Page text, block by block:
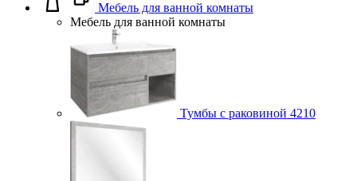
Мебель для ванной комнаты
Мебель для ванной комнаты
Тумбы с раковиной 4210